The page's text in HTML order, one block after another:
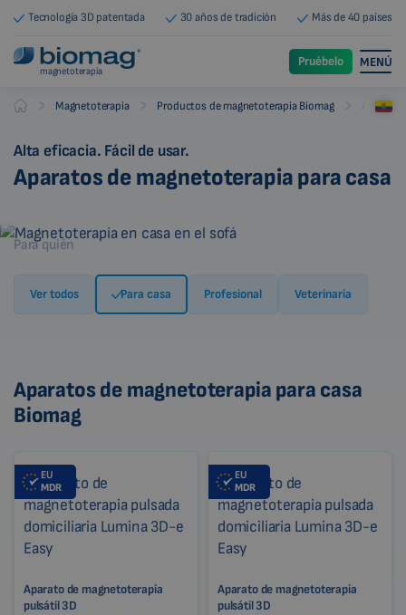
Tecnología 3D patentada 30 años de tradición Más de 40 países
magnetoterapia
Pruébelo MENÚ
Biomag Magnetoterapia Productos de magnetoterapia Biomag
Alta eficacia. Fácil de usar.
Aparatos de magnetoterapia para casa
Para quién
Ver todos Para casa Profesional Veterinaria
Aparatos de magnetoterapia para casa
Biomag
EU
MDR
Aparato de magnetoterapia
pulsátil 3D
EU
MDR
Aparato de magnetoterapia
pulsátil 3D